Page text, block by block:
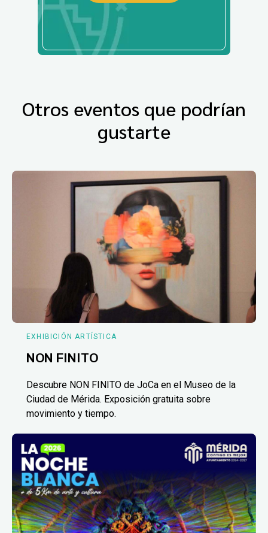
Otros eventos que podrían
gustarte
EXHIBICIÓN ARTÍSTICA
NON FINITO
Descubre NON FINITO de JoCa en el Museo de la
Ciudad de Mérida. Exposición gratuita sobre
movimiento y tiempo.